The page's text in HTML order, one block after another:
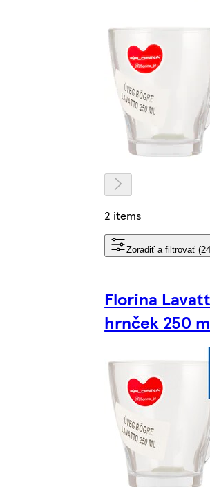
2 items
Zoradiť a filtrovať
Florina
hrnček 250